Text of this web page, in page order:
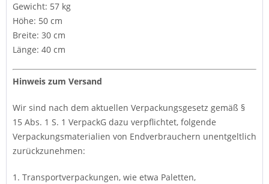
Gewicht: 57 kg
Höhe: 50 cm
Breite: 30 cm
Länge: 40 cm
Hinweis zum Versand
Wir sind nach dem aktuellen Verpackungsgesetz gemäß §
15 Abs. 1 S. 1 VerpackG dazu verpflichtet, folgende
Verpackungsmaterialien von Endverbrauchern unentgeltlich
zurückzunehmen:
1. Transportverpackungen, wie etwa Paletten,